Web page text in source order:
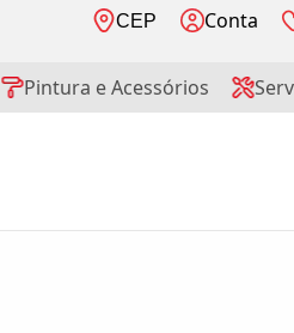
CEP Conta
Pintura e Acessórios